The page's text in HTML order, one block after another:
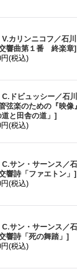
V.カリンニコフ／石
響曲第１番 終楽章]
(税込)
C.ドビュッシー／石
弦楽のための『映像
道と田舎の道」]
(税込)
C.サン・サーンス／
響詩「ファエトン」]
(税込)
C.サン・サーンス／
響詩「死の舞踏」]
(税込)